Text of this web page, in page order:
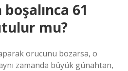
61
mu?
orucunu bozarsa, o
zamanda büyük günahtan,